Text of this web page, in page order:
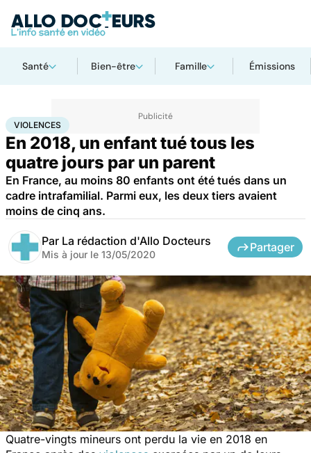
Santé Bien-être Famille Émissions
AccueilSanté Violences
VIOLENCES
En 2018, un enfant tué tous les
quatre jours par un parent
En France, au moins 80 enfants ont été tués dans un
cadre intrafamilial. Parmi eux, les deux tiers avaient
moins de cinq ans.
Par La rédaction d'Allo Docteurs
Mis à jour le 13/05/2020
Partager
Quatre-vingts mineurs ont perdu la vie en 2018 en